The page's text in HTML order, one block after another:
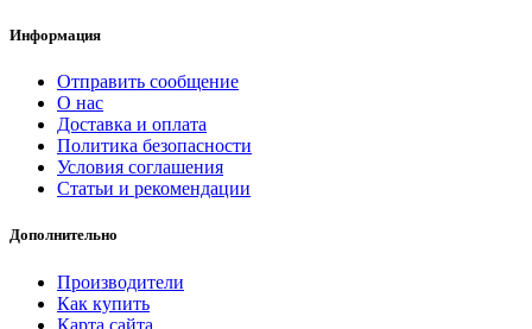
Информация
Отправить сообщение
О нас
Доставка и оплата
Политика безопасности
Условия соглашения
Статьи и рекомендации
Дополнительно
Производители
Как купить
Карта сайта